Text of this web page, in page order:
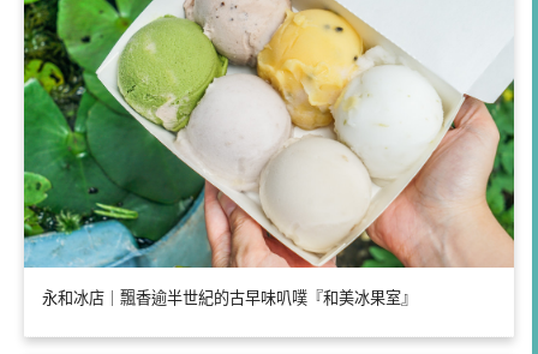
永和冰店｜飄香逾半世紀的古早味叭噗『和美冰果室』